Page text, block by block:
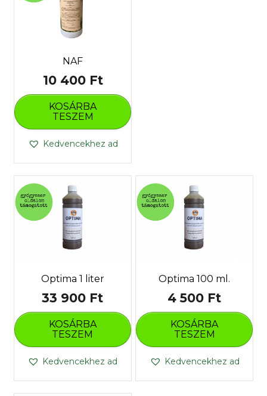
NAF
10 400 Ft
KOSÁRBA
TESZEM
Kedvencekhez ad
Optima 1 liter
33 900 Ft
KOSÁRBA
TESZEM
Kedvencekhez ad
Optima 100 ml.
4 500 Ft
KOSÁRBA
TESZEM
Kedvencekhez ad